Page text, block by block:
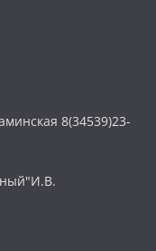
8(34539)23-